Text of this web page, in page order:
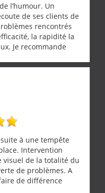
l’humour. Un
de ses clients de
rencontrés
la rapidité la
Je recommande
à une tempête
Intervention
visuel de la totalité du
de problèmes. A
de différence